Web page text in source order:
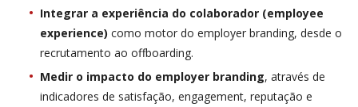
Integrar a experiência do colaborador (employee
experience) como motor do employer branding, desde o
recrutamento ao offboarding.
Medir o impacto do employer branding, através de
indicadores de satisfação, engagement, reputação e